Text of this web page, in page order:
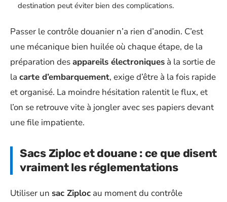
destination peut éviter bien des complications.
Passer le contrôle douanier n’a rien d’anodin. C’est
une mécanique bien huilée où chaque étape, de la
préparation desappareils électroniques à la sortie de
la carte d’embarquement, exige d’être à la fois rapide
et organisé. La moindre hésitation ralentit le flux, et
l’on se retrouve vite à jongler avec ses papiers devant
une file impatiente.
Sacs Ziploc et douane : ce que disent
vraiment les réglementations
Utiliser un sac Ziploc au moment du contrôle